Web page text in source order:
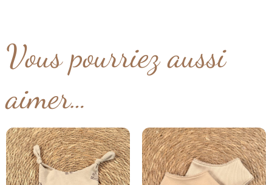
Vous pourriez aussi
aimer…